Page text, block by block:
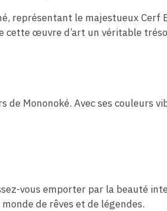
représentant le majestueux
cette œuvre d’art un véritable
Mononoké. Avec ses couleurs
vous emporter par la beauté
de rêves et de légendes.